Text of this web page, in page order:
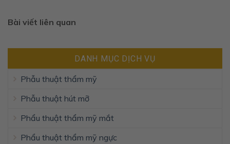
Bài viết liên quan
DANH MỤC DỊCH VỤ
Phẫu thuật thẩm mỹ
Phẫu thuật hút mỡ
Phẩu thuật thẩm mỹ mắt
Phẩu thuật thẩm mỹ ngực